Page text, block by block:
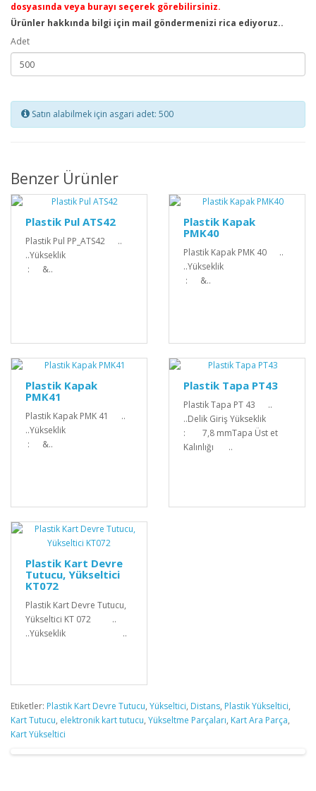
dosyasında veya burayı seçerek görebilirsiniz.
Ürünler hakkında bilgi için mail göndermenizi rica ediyoruz..
Adet
Satın alabilmek için asgari adet: 500
Benzer Ürünler
Plastik Pul ATS42
Plastik Pul PP_ATS42 ..
..Yükseklik
: &..
Plastik Kapak
PMK40
Plastik Kapak PMK 40 ..
..Yükseklik
: &..
Plastik Kapak
PMK41
Plastik Kapak PMK 41 ..
..Yükseklik
: &..
Plastik Tapa PT43
Plastik Tapa PT 43 ..
..Delik Giriş Yükseklik
: 7,8 mmTapa Üst et
Kalınlığı ..
Plastik Kart Devre
Tutucu, Yükseltici
KT072
Plastik Kart Devre Tutucu,
Yükseltici KT 072 ..
..Yükseklik ..
Etiketler: Plastik Kart Devre Tutucu, Yükseltici, Distans, Plastik Yükseltici,
Kart Tutucu, elektronik kart tutucu, Yükseltme Parçaları, Kart Ara Parça,
Kart Yükseltici